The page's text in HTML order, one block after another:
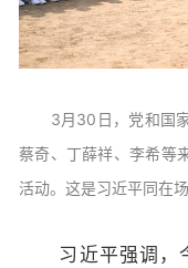
3月30日，党和国家
蔡奇、丁薛祥、李希等
活动。这是习近平同在
习近平强调，今